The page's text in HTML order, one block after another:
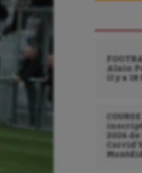
Alain
il y a
2026